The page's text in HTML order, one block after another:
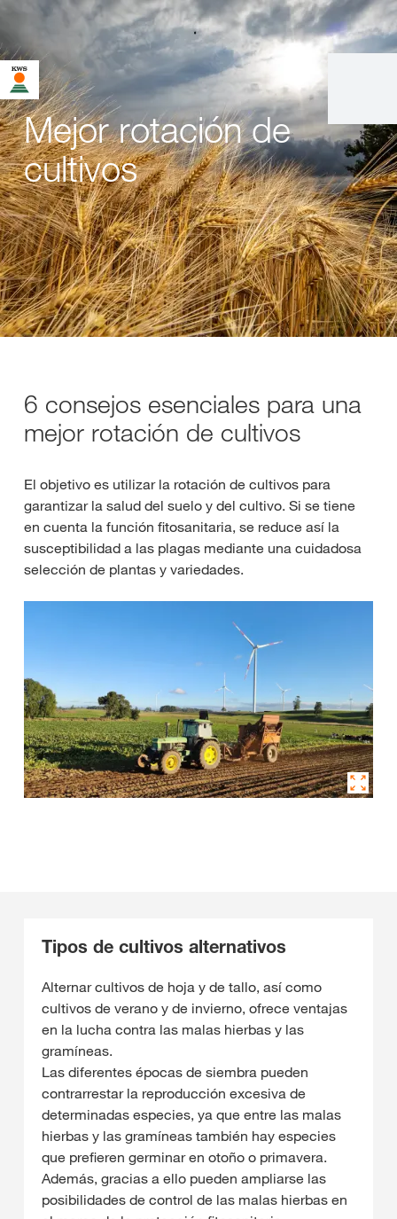
Mejor rotación de
cultivos
6 consejos esenciales para una
mejor rotación de cultivos
El objetivo es utilizar la rotación de cultivos para
garantizar la salud del suelo y del cultivo. Si se tiene
en cuenta la función fitosanitaria, se reduce así la
susceptibilidad a las plagas mediante una cuidadosa
selección de plantas y variedades.
Tipos de cultivos alternativos
Alternar cultivos de hoja y de tallo, así como
cultivos de verano y de invierno, ofrece ventajas
en la lucha contra las malas hierbas y las
gramíneas.
Las diferentes épocas de siembra pueden
contrarrestar la reproducción excesiva de
determinadas especies, ya que entre las malas
hierbas y las gramíneas también hay especies
que prefieren germinar en otoño o primavera.
Además, gracias a ello pueden ampliarse las
posibilidades de control de las malas hierbas en